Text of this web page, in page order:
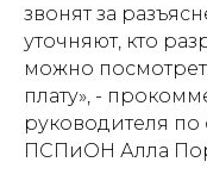
звонят за
уточняют, кто
можно
плату», -
руководителя
ПСПиОН Алла